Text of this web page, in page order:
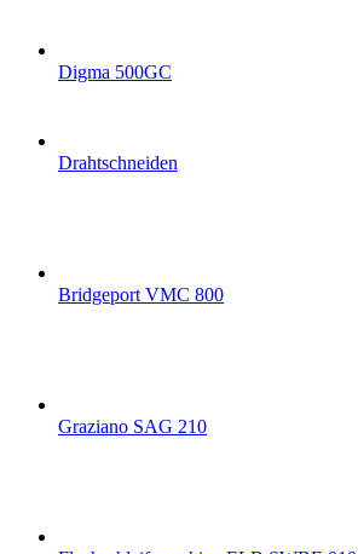
Digma 500GC
Drahtschneiden
Bridgeport VMC 800
Graziano SAG 210